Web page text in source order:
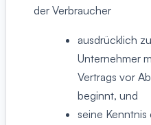
der Verbraucher
ausdrücklich
Unternehmer
Vertrags vor
beginnt, und
seine